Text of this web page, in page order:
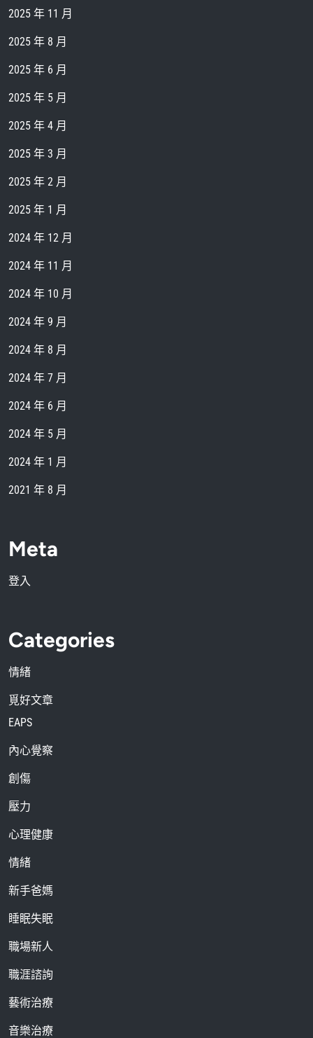
2025 年 11 月
2025 年 8 月
2025 年 6 月
2025 年 5 月
2025 年 4 月
2025 年 3 月
2025 年 2 月
2025 年 1 月
2024 年 12 月
2024 年 11 月
2024 年 10 月
2024 年 9 月
2024 年 8 月
2024 年 7 月
2024 年 6 月
2024 年 5 月
2024 年 1 月
2021 年 8 月
Meta
登入
Categories
情緒
覓好文章
EAPS
內心覺察
創傷
壓力
心理健康
情緒
新手爸媽
睡眠失眠
職場新人
職涯諮詢
藝術治療
音樂治療